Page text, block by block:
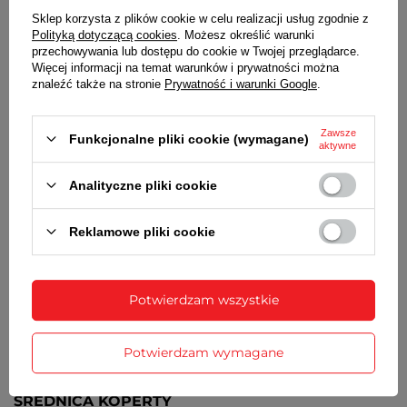
Wysokiej jakości stal nierdzewna, kolor srebrny
DEKIELEK
Stalowy zakręcany, zwiększający szczelność zegarka
TARCZA
Niebieska, czytelne oznaczenia godzin w formacie
24-godzinnym
Brązowy, skórzany, przeszywany, metalowa
ZAPIĘCIE
Klasyczne na sprzączkę
DATOWNIK
Wskaźnik dnia miesiąca umieszczony na godz. 3
ŚREDNICA KOPERTY
Sklep korzysta z plików cookie w celu realizacji usług zgodnie z
Polityką dotyczącą cookies . Możesz określić warunki
przechowywania lub dostępu do cookie w Twojej przeglądarce.
Więcej informacji na temat warunków i prywatności można
znaleźć także na stronie Prywatność i warunki Google
Funkcjonalne pliki cookie (wymagane)
Zawsze
aktywne
Analityczne pliki cookie
Reklamowe pliki cookie
Potwierdzam wymagane
Potwierdzam wszystkie